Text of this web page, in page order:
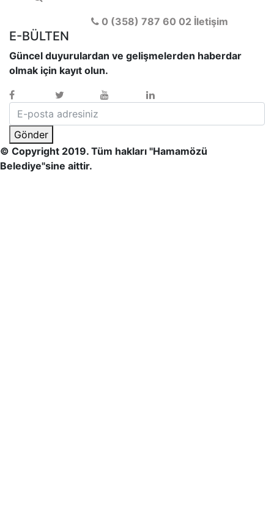
0 (358) 787 60 02 İletişim
E-BÜLTEN
Güncel duyurulardan ve gelişmelerden haberdar
olmak için kayıt olun.
Gönder
© Copyright 2019. Tüm hakları "Hamamözü
Belediye"sine aittir.